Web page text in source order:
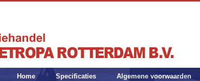
Home Specificaties Algemene voorwaarden